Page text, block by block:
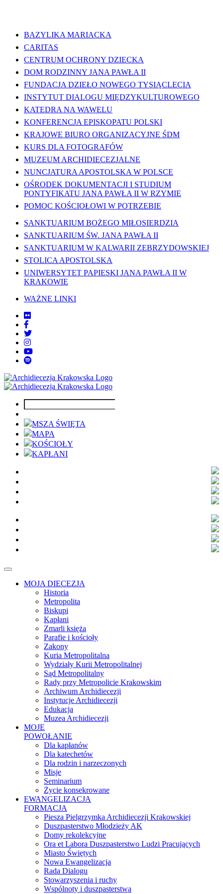
BAZYLIKA MARIACKA
CARITAS
CENTRUM OCHRONY DZIECKA
DOM RODZINNY JANA PAWŁA II
FUNDACJA DZIEŁO NOWEGO TYSIĄCLECIA
INSTYTUT DIALOGU MIĘDZYKULTUROWEGO
KATEDRA NA WAWELU
KONFERENCJA EPISKOPATU POLSKI
KRAJOWE BIURO ORGANIZACYJNE ŚDM
KURS DLA FOTOGRAFÓW
MUZEUM ARCHIDIECEZJALNE
NUNCJATURA APOSTOLSKA W POLSCE
OŚRODEK DOKUMENTACJI I STUDIUM
PONTYFIKATU JANA PAWŁA II W RZYMIE
POMOC KOŚCIOŁOWI W POTRZEBIE
SANKTUARIUM BOŻEGO MIŁOSIERDZIA
SANKTUARIUM ŚW. JANA PAWŁA II
SANKTUARIUM W KALWARII ZEBRZYDOWSKIEJ
STOLICA APOSTOLSKA
UNIWERSYTET PAPIESKI JANA PAWŁA II W
KRAKOWIE
WAŻNE LINKI
MSZA ŚWIĘTA
MAPA
KOŚCIOŁY
KAPŁANI
MOJA DIECEZJA
Historia
Metropolita
Biskupi
Kapłani
Zmarli księża
Parafie i kościoły
Zakony
Kuria Metropolitalna
Wydziały Kurii Metropolitalnej
Sąd Metropolitalny
Rady przy Metropolicie Krakowskim
Archiwum Archidiecezji
Instytucje Archidiecezji
Edukacja
Muzea Archidiecezji
MOJE
POWOŁANIE
Dla kapłanów
Dla katechetów
Dla rodzin i narzeczonych
Misje
Seminarium
Życie konsekrowane
EWANGELIZACJA
FORMACJA
Piesza Pielgrzymka Archidiecezji Krakowskiej
Duszpasterstwo Młodzieży AK
Domy rekolekcyjne
Ora et Labora Duszpasterstwo Ludzi Pracujących
Miasto Świętych
Nowa Ewangelizacja
Rada Dialogu
Stowarzyszenia i ruchy
Wspólnoty i duszpasterstwa